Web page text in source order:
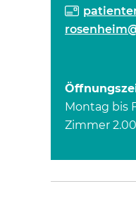
Montag bis
Zimmer